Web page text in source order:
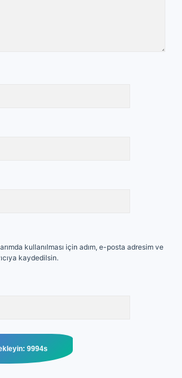
kullanılması için adım, e-posta adresim ve
kaydedilsin.